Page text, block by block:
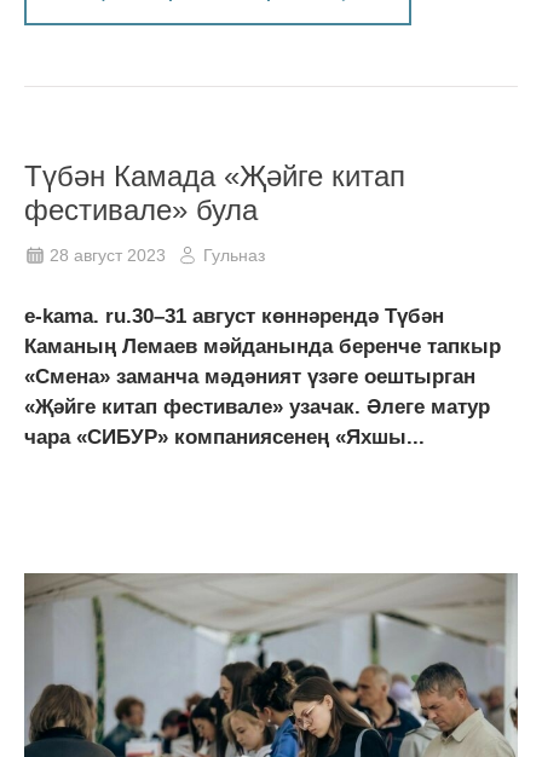
Түбән Камада «Җәйге китап
фестивале» була
28 август 2023 Гульназ
e-kama. ru.30–31 август көннәрендә Түбән
Каманың Лемаев мәйданында беренче тапкыр
«Смена» заманча мәдәният үзәге оештырган
«Җәйге китап фестивале» узачак. Әлеге матур
чара «СИБУР» компаниясенең «Яхшы...